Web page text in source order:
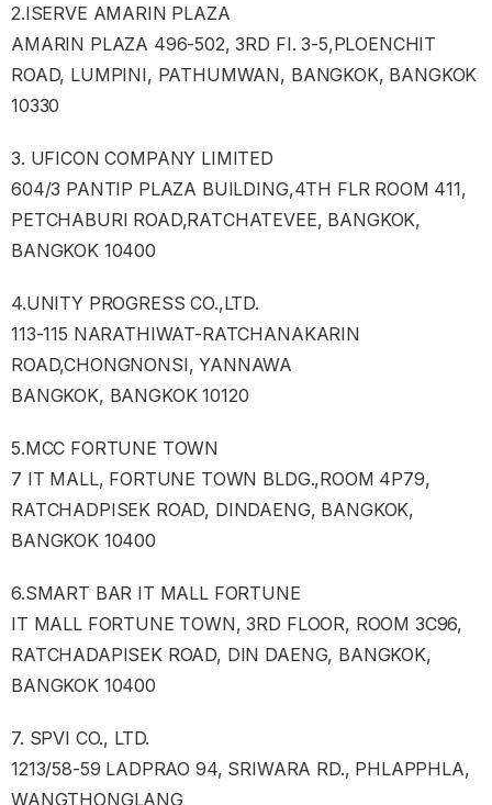
2.ISERVE AMARIN PLAZA
AMARIN PLAZA 496-502, 3RD FI. 3-5,PLOENCHIT
ROAD, LUMPINI, PATHUMWAN, BANGKOK, BANGKOK
10330
3. UFICON COMPANY LIMITED
604/3 PANTIP PLAZA BUILDING,4TH FLR ROOM 411,
PETCHABURI ROAD,RATCHATEVEE, BANGKOK,
BANGKOK 10400
4.UNITY PROGRESS CO.,LTD.
113-115 NARATHIWAT-RATCHANAKARIN
ROAD,CHONGNONSI, YANNAWA
BANGKOK, BANGKOK 10120
5.MCC FORTUNE TOWN
7 IT MALL, FORTUNE TOWN BLDG.,ROOM 4P79,
RATCHADPISEK ROAD, DINDAENG, BANGKOK,
BANGKOK 10400
6.SMART BAR IT MALL FORTUNE
IT MALL FORTUNE TOWN, 3RD FLOOR, ROOM 3C96,
RATCHADAPISEK ROAD, DIN DAENG, BANGKOK,
BANGKOK 10400
7. SPVI CO., LTD.
1213/58-59 LADPRAO 94, SRIWARA RD., PHLAPPHLA,
WANGTHONGLANG